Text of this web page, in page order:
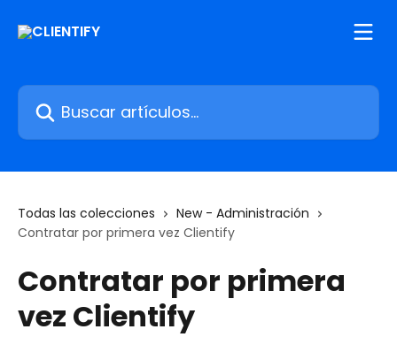
Buscar artículos...
Todas las colecciones
New - Administración
Contratar por primera vez Clientify
Contratar por primera
vez Clientify